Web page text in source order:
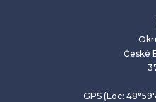
České
GPS (Loc: